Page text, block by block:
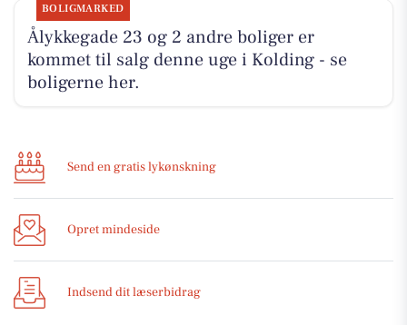
BOLIGMARKED
Ålykkegade 23 og 2 andre boliger er
kommet til salg denne uge i Kolding - se
boligerne her.
Send en gratis lykønskning
Opret mindeside
Indsend dit læserbidrag